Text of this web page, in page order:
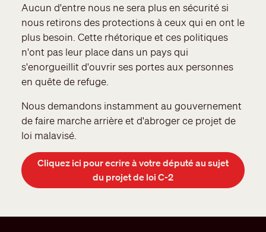
Aucun d'entre nous ne sera plus en sécurité si
nous retirons des protections à ceux qui en ont le
plus besoin. Cette rhétorique et ces politiques
n'ont pas leur place dans un pays qui
s'enorgueillit d'ouvrir ses portes aux personnes
en quête de refuge.
Nous demandons instamment au gouvernement
de faire marche arrière et d'abroger ce projet de
loi malavisé.
Cliquez ici pour ecrire à votre député au sujet
du projet de loi C-2